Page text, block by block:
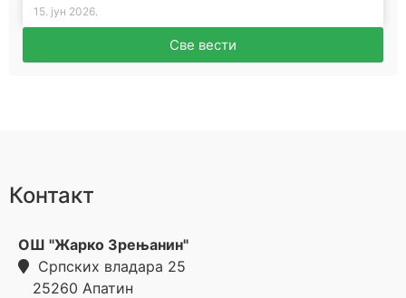
15. јун 2026.
Све вести
Контакт
ОШ "Жарко Зрењанин"
Српских владара 25
25260 Апатин